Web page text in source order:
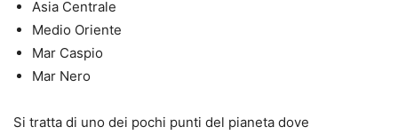
Asia Centrale
Medio Oriente
Mar Caspio
Mar Nero
Si tratta di uno dei pochi punti del pianeta dove